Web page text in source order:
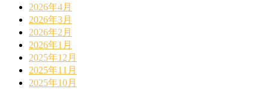
2026年4月
2026年3月
2026年2月
2026年1月
2025年12月
2025年11月
2025年10月